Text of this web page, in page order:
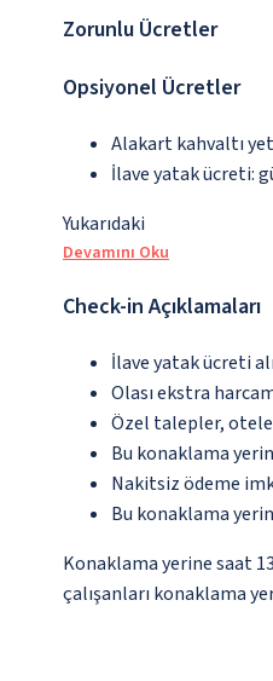
Zorunlu Ücretler
Opsiyonel Ücretler
Alakart kahvaltı
İlave yatak ücreti:
Yukarıdaki
Devamını Oku
Check-in Açıklamaları
İlave yatak ücreti
Olası ekstra
Özel talepler, otele
Bu konaklama
Nakitsiz ödeme
Bu konaklama
Konaklama yerine saat
çalışanları konaklama